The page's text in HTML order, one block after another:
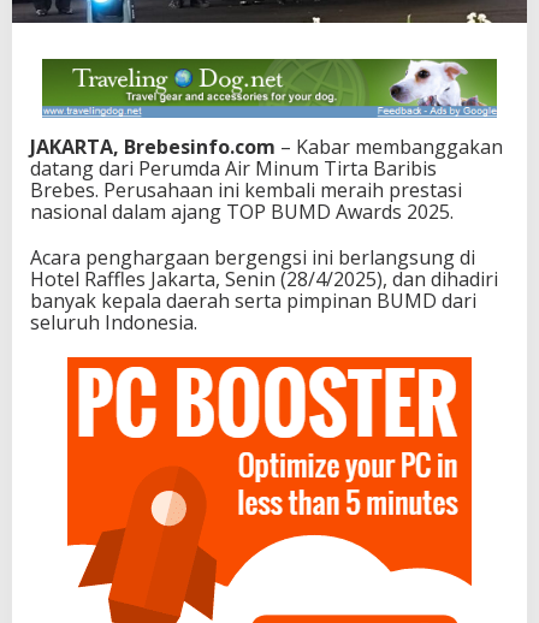
JAKARTA, Brebesinfo.com – Kabar membanggakan
datang dari Perumda Air Minum Tirta Baribis
Brebes. Perusahaan ini kembali meraih prestasi
nasional dalam ajang TOP BUMD Awards 2025.
Acara penghargaan bergengsi ini berlangsung di
Hotel Raffles Jakarta, Senin (28/4/2025), dan dihadiri
banyak kepala daerah serta pimpinan BUMD dari
seluruh Indonesia.